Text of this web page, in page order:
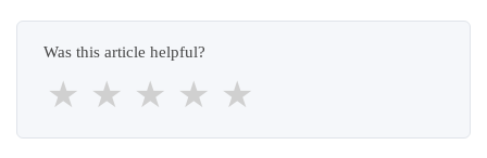
Was this article helpful?
★ ★ ★ ★ ★